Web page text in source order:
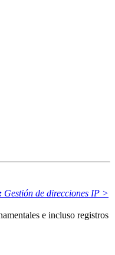
Gestión de direcciones IP >
e incluso registros